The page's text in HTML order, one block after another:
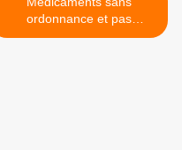
ordonnance et pas
remboursables remboursés